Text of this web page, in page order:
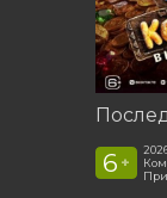
6 +